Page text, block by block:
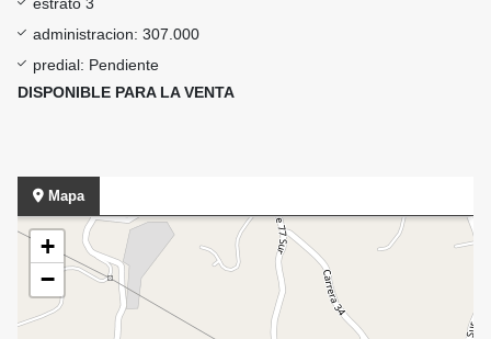
administracion: 307.000
predial: Pendiente
DISPONIBLE PARA LA VENTA
Mapa
+
−